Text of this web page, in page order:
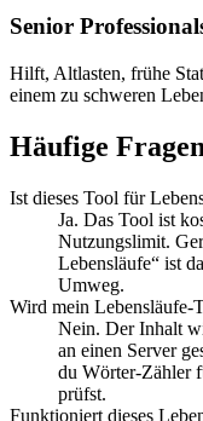
Senior
Hilft, Altlasten, frühe
einem zu schweren
Häufige Fragen
Ist dieses Tool für
Ja. Das Tool ist
Nutzungslimit.
Lebensläufe“ ist
Umweg.
Wird mein Lebensläufe-
Nein. Der Inhalt
an einen Server
du Wörter-Zähler
prüfst.
Funktioniert dieses